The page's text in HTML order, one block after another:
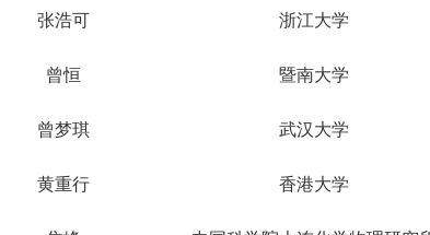
张浩可 浙江大学
曾恒 暨南大学
曾梦琪 武汉大学
黄重行 香港大学